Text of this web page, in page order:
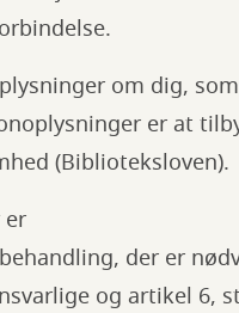
om dig,
er at
(Biblioteksloven).
er
der er
og artikel 6,